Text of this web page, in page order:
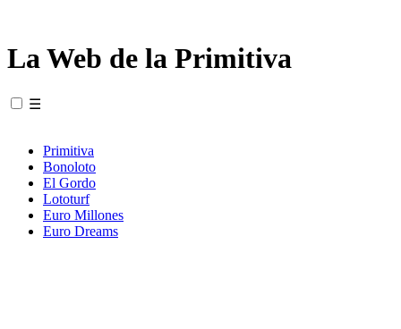
La Web de la Primitiva
☰
Primitiva
Bonoloto
El Gordo
Lototurf
Euro Millones
Euro Dreams